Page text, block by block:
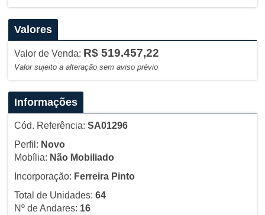
Valores
Valor de Venda: R$ 519.457,22
Valor sujeito a alteração sem aviso prévio
Informações
Cód. Referência: SA01296
Perfil: Novo
Mobília: Não Mobiliado
Incorporação: Ferreira Pinto
Total de Unidades: 64
Nº de Andares: 16